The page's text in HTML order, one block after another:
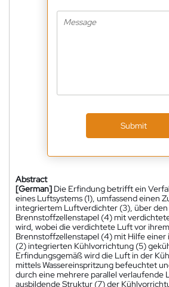
Submit
Abstract
[German] Die Erfindung betrifft ein
eines Luftsystems (1), umfassend einen
integriertem Luftverdichter (3), über den
Brennstoffzellenstapel (4) mit
wird, wobei die verdichtete Luft vor
Brennstoffzellenstapel (4) mit Hilfe
(2) integrierten Kühlvorrichtung (5)
Erfindungsgemäß wird die Luft in der
mittels Wassereinspritzung befeuchtet
durch eine mehrere parallel verlaufende
ausbildende Struktur (7) der